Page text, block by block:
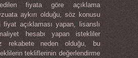
fiyata göre açıklama
aykırı olduğu, söz konusu
fiyat açıklaması yapan, lisanslı
hesabı yapan istekliler
rekabete neden olduğu, bu
tekliflerinin değerlendirme